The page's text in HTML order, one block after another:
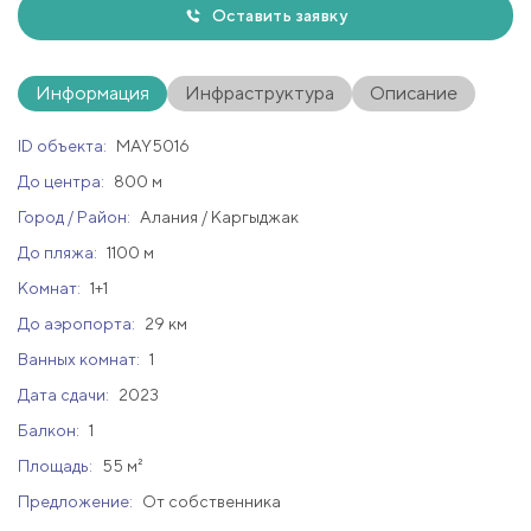
Оставить заявку
Информация Инфраструктура Описание
ID объекта:
MAY5016
До центра:
800 м
Город / Район:
Алания / Каргыджак
До пляжа: 1100 м
Комнат: 1+1
До аэропорта:
29 км
Ванных комнат: 1
Дата сдачи:
2023
Балкон: 1
Площадь:
55 м²
Предложение:
От собственника